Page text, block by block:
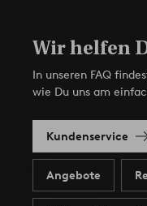
Wir helfen
In unseren FAQ
wie Du uns am
Kundenservice
Angebote